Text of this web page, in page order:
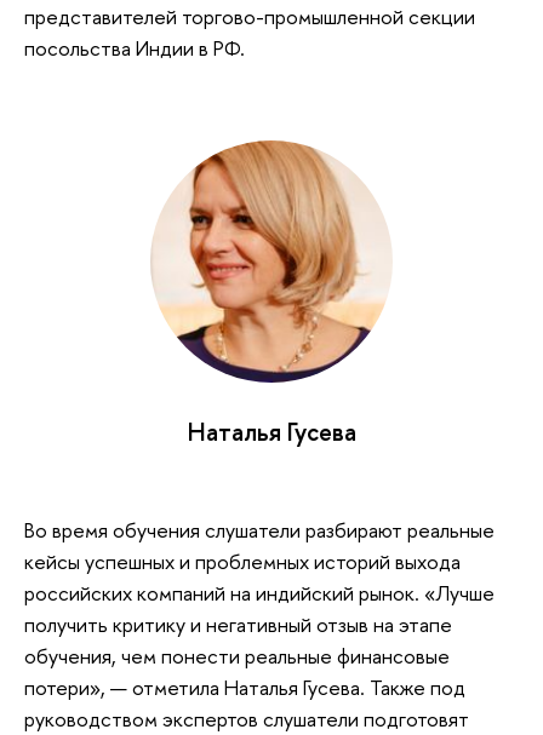
представителей торгово-промышленной секции
посольства Индии в РФ.
Наталья Гусева
Во время обучения слушатели разбирают реальные
кейсы успешных и проблемных историй выхода
российских компаний на индийский рынок. «Лучше
получить критику и негативный отзыв на этапе
обучения, чем понести реальные финансовые
потери», — отметила Наталья Гусева. Также под
руководством экспертов слушатели подготовят